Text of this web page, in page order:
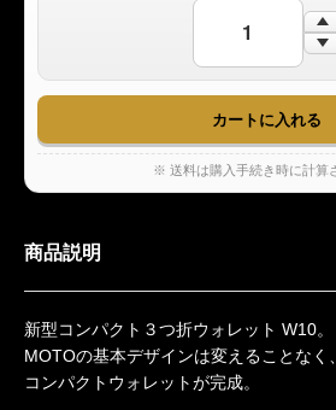
※ 送料は購入手続き時に計算
商品説明
新型コンパクト３つ折ウォレット W10。
MOTOの基本デザインは変えることなく
コンパクトウォレットが完成。